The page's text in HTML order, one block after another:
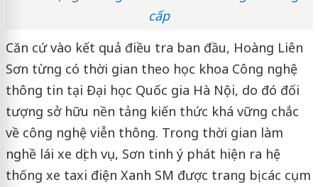
cấp
Căn cứ vào kết quả điều tra ban đầu, Hoàng Liên
Sơn từng có thời gian theo học khoa Công nghệ
thông tin tại Đại học Quốc gia Hà Nội, do đó đối
tượng sở hữu nền tảng kiến thức khá vững chắc
về công nghệ viễn thông. Trong thời gian làm
nghề lái xe dịch vụ, Sơn tinh ý phát hiện ra hệ
thống xe taxi điện Xanh SM được trang bị các cụm